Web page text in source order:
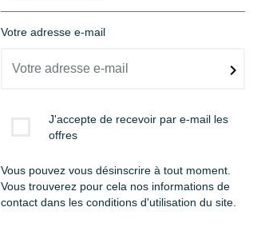
Votre adresse e-mail
J'accepte de recevoir par e-mail les
offres
Vous pouvez vous désinscrire à tout moment.
Vous trouverez pour cela nos informations de
contact dans les conditions d'utilisation du site.